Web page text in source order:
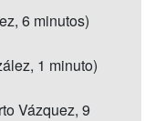
6 minutos)
1 minuto)
Vázquez, 9